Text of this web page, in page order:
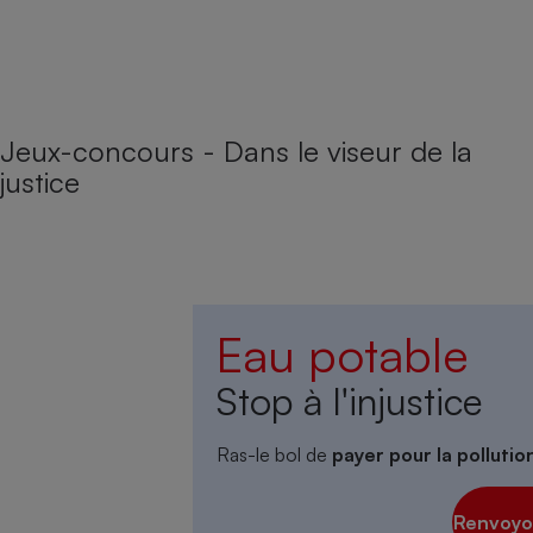
Jeux-concours - Dans le viseur de la
justice
Eau potable
Stop à l'injustice
Ras-le bol de payer pour la